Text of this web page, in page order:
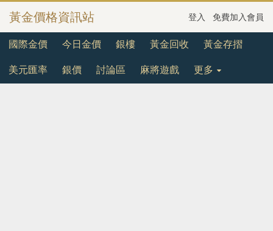
黃金價格資訊站 登入 免費加入會員
國際金價 今日金價 銀樓 黃金回收 黃金存摺
美元匯率 銀價 討論區 麻將遊戲 更多